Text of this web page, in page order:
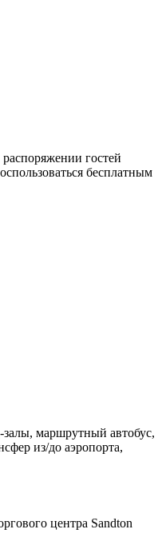
гостей
бесплатным
залы, маршрутный автобус,
из/до аэропорта,
центра Sandton